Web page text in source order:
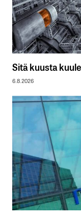
Sitä kuusta
6.8.2026